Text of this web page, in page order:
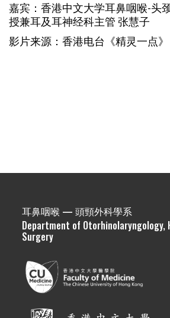
嘉宾：香港中文大学耳鼻咽喉-头
授兼耳及耳神经科主管 张慧子
影片来源：香港电台《精灵一点》
耳鼻咽喉 — 頭頸外科學系
Department of Otorhinolaryngology,
Surgery